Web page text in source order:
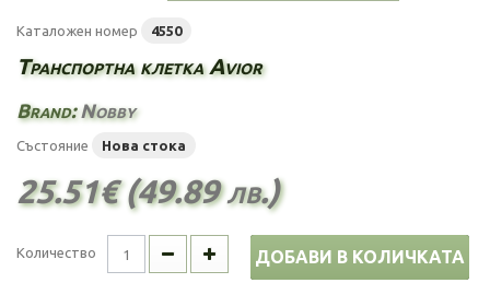
Каталожен номер 4550
Транспортна клетка Avior
Brand:Nobby
Състояние Нова стока
25.51€ (49.89 лв.)
Количество ДОБАВИ В КОЛИЧКАТА